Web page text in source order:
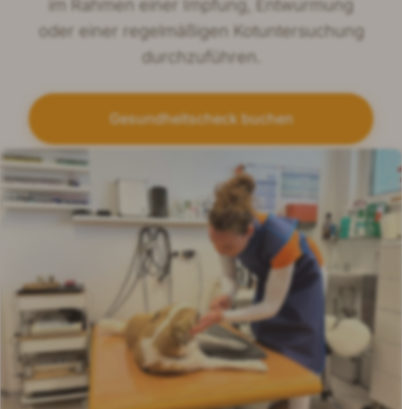
im Rahmen einer Impfung, Entwurmung
oder einer regelmäßigen Kotuntersuchung
durchzuführen.
Gesundheitscheck buchen